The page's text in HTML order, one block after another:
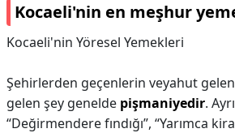
Kocaeli'nin en meşhur
Kocaeli'nin Yöresel Yemekleri
Şehirlerden geçenlerin veyahut
gelen şey genelde pişmaniyedir.
“Değirmendere fındığı”, “Yarımca